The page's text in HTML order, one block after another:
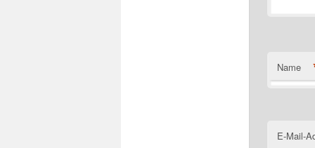
Name
E-Mail-